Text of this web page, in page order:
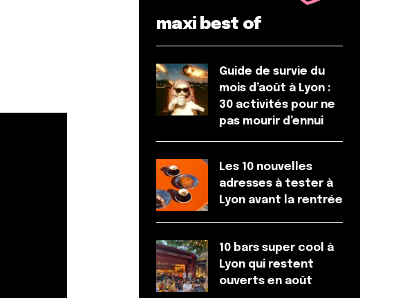
maxi best of
Guide de survie du
mois d’août à Lyon :
30 activités pour ne
pas mourir d’ennui
Les 10 nouvelles
adresses à tester à
Lyon avant la rentrée
10 bars super cool à
Lyon qui restent
ouverts en août